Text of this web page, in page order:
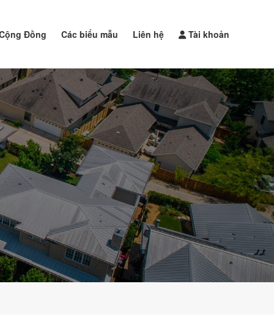
Đồng Các biểu mẫu Liên hệ Tài khoản
Đăng tin